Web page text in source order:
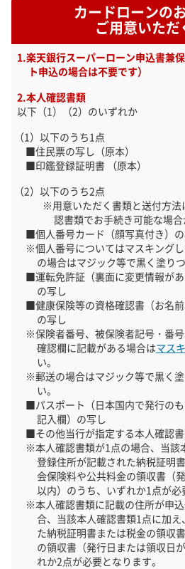
カードローンの
ご用意いただ
楽天銀行スーパーローン申込書兼
ト申込の場合は不要です）
本人確認書類
以下（1）（2）のいずれか
以下のうち1点
住民票の写し（原本）
印鑑登録証明書 （原本）
以下のうち2点
用意いただく書類と送付方
認書類でお手続き可能な場合
個人番号カード（顔写真付き）
個人番号についてはマスキング
の場合はマジック等で黒く塗り
運転免許証（裏面に変更情報が
の写し
健康保険等の資格確認書（お名
の写し
保険者番号、被保険者記号・番
確認欄に記載がある場合はマス
い。
郵送の場合はマジック等で黒く
い。
パスポート（日本国内で発行の
記入欄）の写し
その他当行が指定する本人確認
本人確認書類が1点の場合、当該
登録住所が記載された納税証明
会保険料や公共料金の領収書（
以内）のうち、いずれか1点が必
本人確認書類に記載の住所が申
合、当該本人確認書類1点に加
た納税証明書または税金の領収
の領収書（発行日または領収日
れか2点が必要となります。